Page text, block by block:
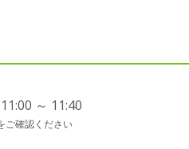
～ 11:40
ご確認ください